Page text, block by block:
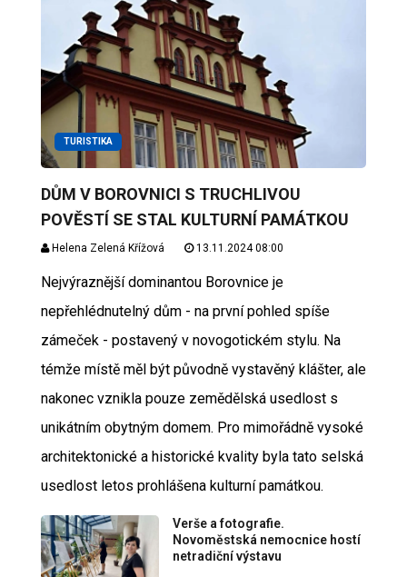
TURISTIKA
DŮM V BOROVNICI S TRUCHLIVOU
POVĚSTÍ SE STAL KULTURNÍ PAMÁTKOU
Helena Zelená Křížová 13.11.2024 08:00
Nejvýraznější dominantou Borovnice je
nepřehlédnutelný dům - na první pohled spíše
zámeček - postavený v novogotickém stylu. Na
témže místě měl být původně vystavěný klášter, ale
nakonec vznikla pouze zemědělská usedlost s
unikátním obytným domem. Pro mimořádně vysoké
architektonické a historické kvality byla tato selská
usedlost letos prohlášena kulturní památkou.
Verše a fotografie.
Novoměstská nemocnice hostí
netradiční výstavu